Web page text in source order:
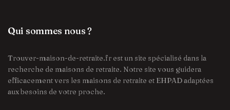
Qui sommes nous ?
Trouver-maison-de-retraite.fr est un site spécialisé dans la
recherche de maisons de retraite. Notre site vous guidera
efficacement vers les maisons de retraite et EHPAD adaptées
aux besoins de votre proche.